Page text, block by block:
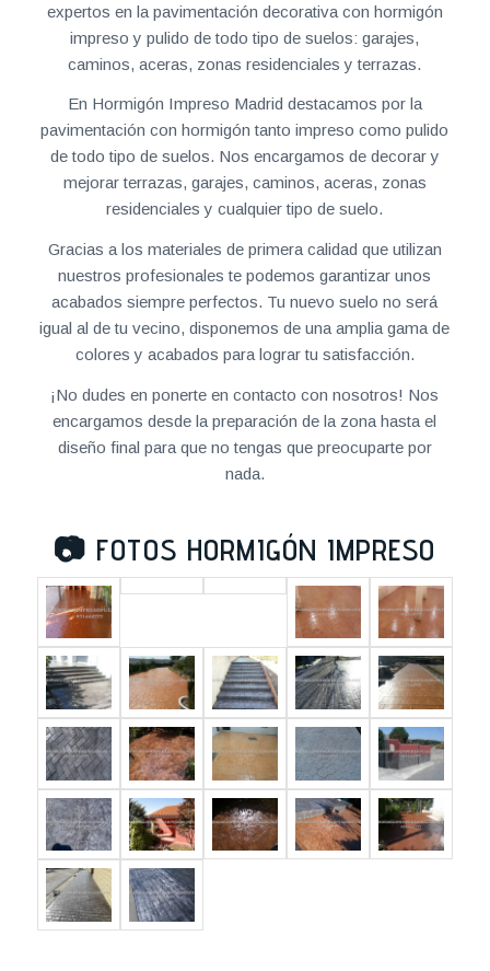
expertos en la pavimentación decorativa con hormigón
impreso y pulido de todo tipo de suelos: garajes,
caminos, aceras, zonas residenciales y terrazas.
En Hormigón Impreso Madrid destacamos por la
pavimentación con hormigón tanto impreso como pulido
de todo tipo de suelos. Nos encargamos de decorar y
mejorar terrazas, garajes, caminos, aceras, zonas
residenciales y cualquier tipo de suelo.
Gracias a los materiales de primera calidad que utilizan
nuestros profesionales te podemos garantizar unos
acabados siempre perfectos. Tu nuevo suelo no será
igual al de tu vecino, disponemos de una amplia gama de
colores y acabados para lograr tu satisfacción.
¡No dudes en ponerte en contacto con nosotros! Nos
encargamos desde la preparación de la zona hasta el
diseño final para que no tengas que preocuparte por
nada.
📷 FOTOS HORMIGÓN IMPRESO